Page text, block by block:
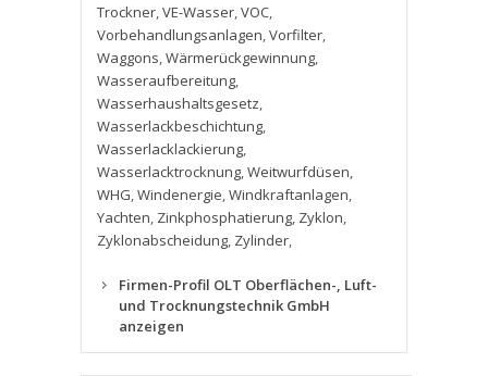
Trockner,VE-Wasser,VOC,
Vorbehandlungsanlagen,Vorfilter,
Waggons,Wärmerückgewinnung,
Wasseraufbereitung,
Wasserhaushaltsgesetz,
Wasserlackbeschichtung,
Wasserlacklackierung,
Wasserlacktrocknung,Weitwurfdüsen,
WHG,Windenergie,Windkraftanlagen,
Yachten, Zinkphosphatierung, Zyklon,
Zyklonabscheidung, Zylinder,
Firmen-Profil OLT Oberflächen-, Luft-
und Trocknungstechnik GmbH
anzeigen